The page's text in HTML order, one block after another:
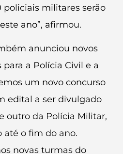
policiais militares serão
ano”, afirmou.
anunciou novos
a Polícia Civil e a
um novo concurso
edital a ser divulgado
outro da Polícia Militar,
o fim do ano.
novas turmas do